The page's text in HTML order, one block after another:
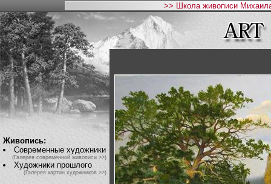
>> Школа живописи
Живопись:
Современные художники
(Галерея современной живописи >>)
Художники прошлого
(Галерея картин художников >>)